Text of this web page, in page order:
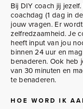
Bij DIY coach jij
coachdag (1 dag in
jouw vragen. Er
zelfredzaamheid. Je
heeft input van jou
binnen 24 uur en
benaderen. Ook heb
van 30 minuten en
te benaderen.
HOE WORD IK